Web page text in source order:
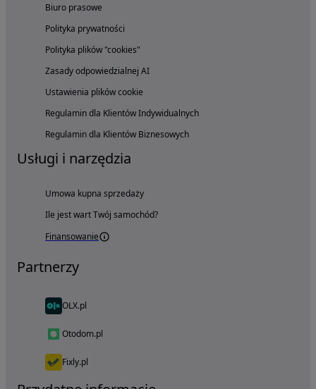
Biuro prasowe
Polityka prywatności
Polityka plików "cookies"
Zasady odpowiedzialnej AI
Ustawienia plików cookie
Regulamin dla Klientów Indywidualnych
Regulamin dla Klientów Biznesowych
Usługi i narzędzia
Umowa kupna sprzedaży
Ile jest wart Twój samochód?
Finansowanie
Partnerzy
OLX.pl
Otodom.pl
Fixly.pl